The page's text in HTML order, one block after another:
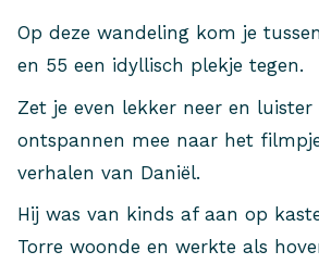
Op deze wandeling kom je
en 55 een idyllisch plekje tegen.
Zet je even lekker neer en luister
ontspannen mee naar het
verhalen van Daniël.
Hij was van kinds af aan op
Torre woonde en werkte als